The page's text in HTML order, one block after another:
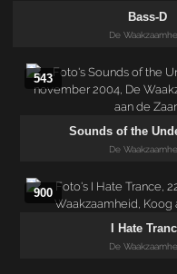
Bass-D
De
543
Sounds of the
De
900
I Hate
De